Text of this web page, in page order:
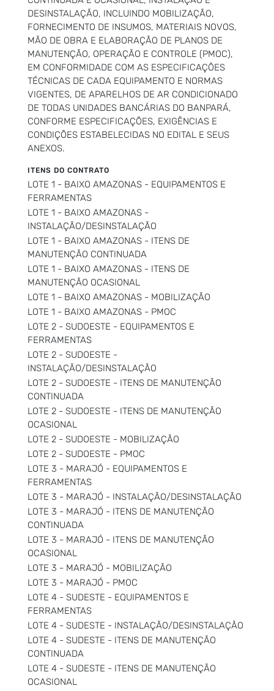
DESINSTALAÇÃO, INCLUINDO MOBILIZAÇÃO,
FORNECIMENTO DE INSUMOS, MATERIAIS NOVOS,
MÃO DE OBRA E ELABORAÇÃO DE PLANOS DE
MANUTENÇÃO, OPERAÇÃO E CONTROLE (PMOC),
EM CONFORMIDADE COM AS ESPECIFICAÇÕES
TÉCNICAS DE CADA EQUIPAMENTO E NORMAS
VIGENTES, DE APARELHOS DE AR CONDICIONADO
DE TODAS UNIDADES BANCÁRIAS DO BANPARÁ,
CONFORME ESPECIFICAÇÕES, EXIGÊNCIAS E
CONDIÇÕES ESTABELECIDAS NO EDITAL E SEUS
ANEXOS.
ITENS DO CONTRATO
LOTE 1 - BAIXO AMAZONAS - EQUIPAMENTOS E
FERRAMENTAS
LOTE 1 - BAIXO AMAZONAS -
INSTALAÇÃO/DESINSTALAÇÃO
LOTE 1 - BAIXO AMAZONAS - ITENS DE
MANUTENÇÃO CONTINUADA
LOTE 1 - BAIXO AMAZONAS - ITENS DE
MANUTENÇÃO OCASIONAL
LOTE 1 - BAIXO AMAZONAS - MOBILIZAÇÃO
LOTE 1 - BAIXO AMAZONAS - PMOC
LOTE 2 - SUDOESTE - EQUIPAMENTOS E
FERRAMENTAS
LOTE 2 - SUDOESTE -
INSTALAÇÃO/DESINSTALAÇÃO
LOTE 2 - SUDOESTE - ITENS DE MANUTENÇÃO
CONTINUADA
LOTE 2 - SUDOESTE - ITENS DE MANUTENÇÃO
OCASIONAL
LOTE 2 - SUDOESTE - MOBILIZAÇÃO
LOTE 2 - SUDOESTE - PMOC
LOTE 3 - MARAJÓ - EQUIPAMENTOS E
FERRAMENTAS
LOTE 3 - MARAJÓ - INSTALAÇÃO/DESINSTALAÇÃO
LOTE 3 - MARAJÓ - ITENS DE MANUTENÇÃO
CONTINUADA
LOTE 3 - MARAJÓ - ITENS DE MANUTENÇÃO
OCASIONAL
LOTE 3 - MARAJÓ - MOBILIZAÇÃO
LOTE 3 - MARAJÓ - PMOC
LOTE 4 - SUDESTE - EQUIPAMENTOS E
FERRAMENTAS
LOTE 4 - SUDESTE - INSTALAÇÃO/DESINSTALAÇÃO
LOTE 4 - SUDESTE - ITENS DE MANUTENÇÃO
CONTINUADA
LOTE 4 - SUDESTE - ITENS DE MANUTENÇÃO
OCASIONAL